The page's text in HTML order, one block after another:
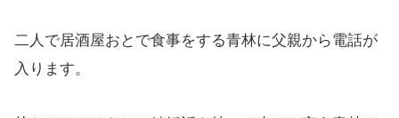
二人で居酒屋おとで食事をする青林に父親から電話が
入ります。